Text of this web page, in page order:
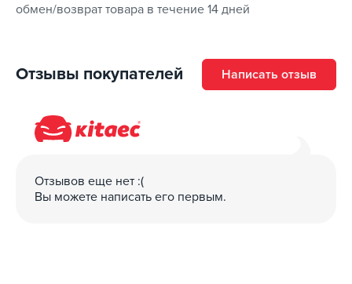
обмен/возврат товара в течение 14 дней
Отзывы покупателей Написать отзыв
Отзывов еще нет :(
Вы можете написать его первым.